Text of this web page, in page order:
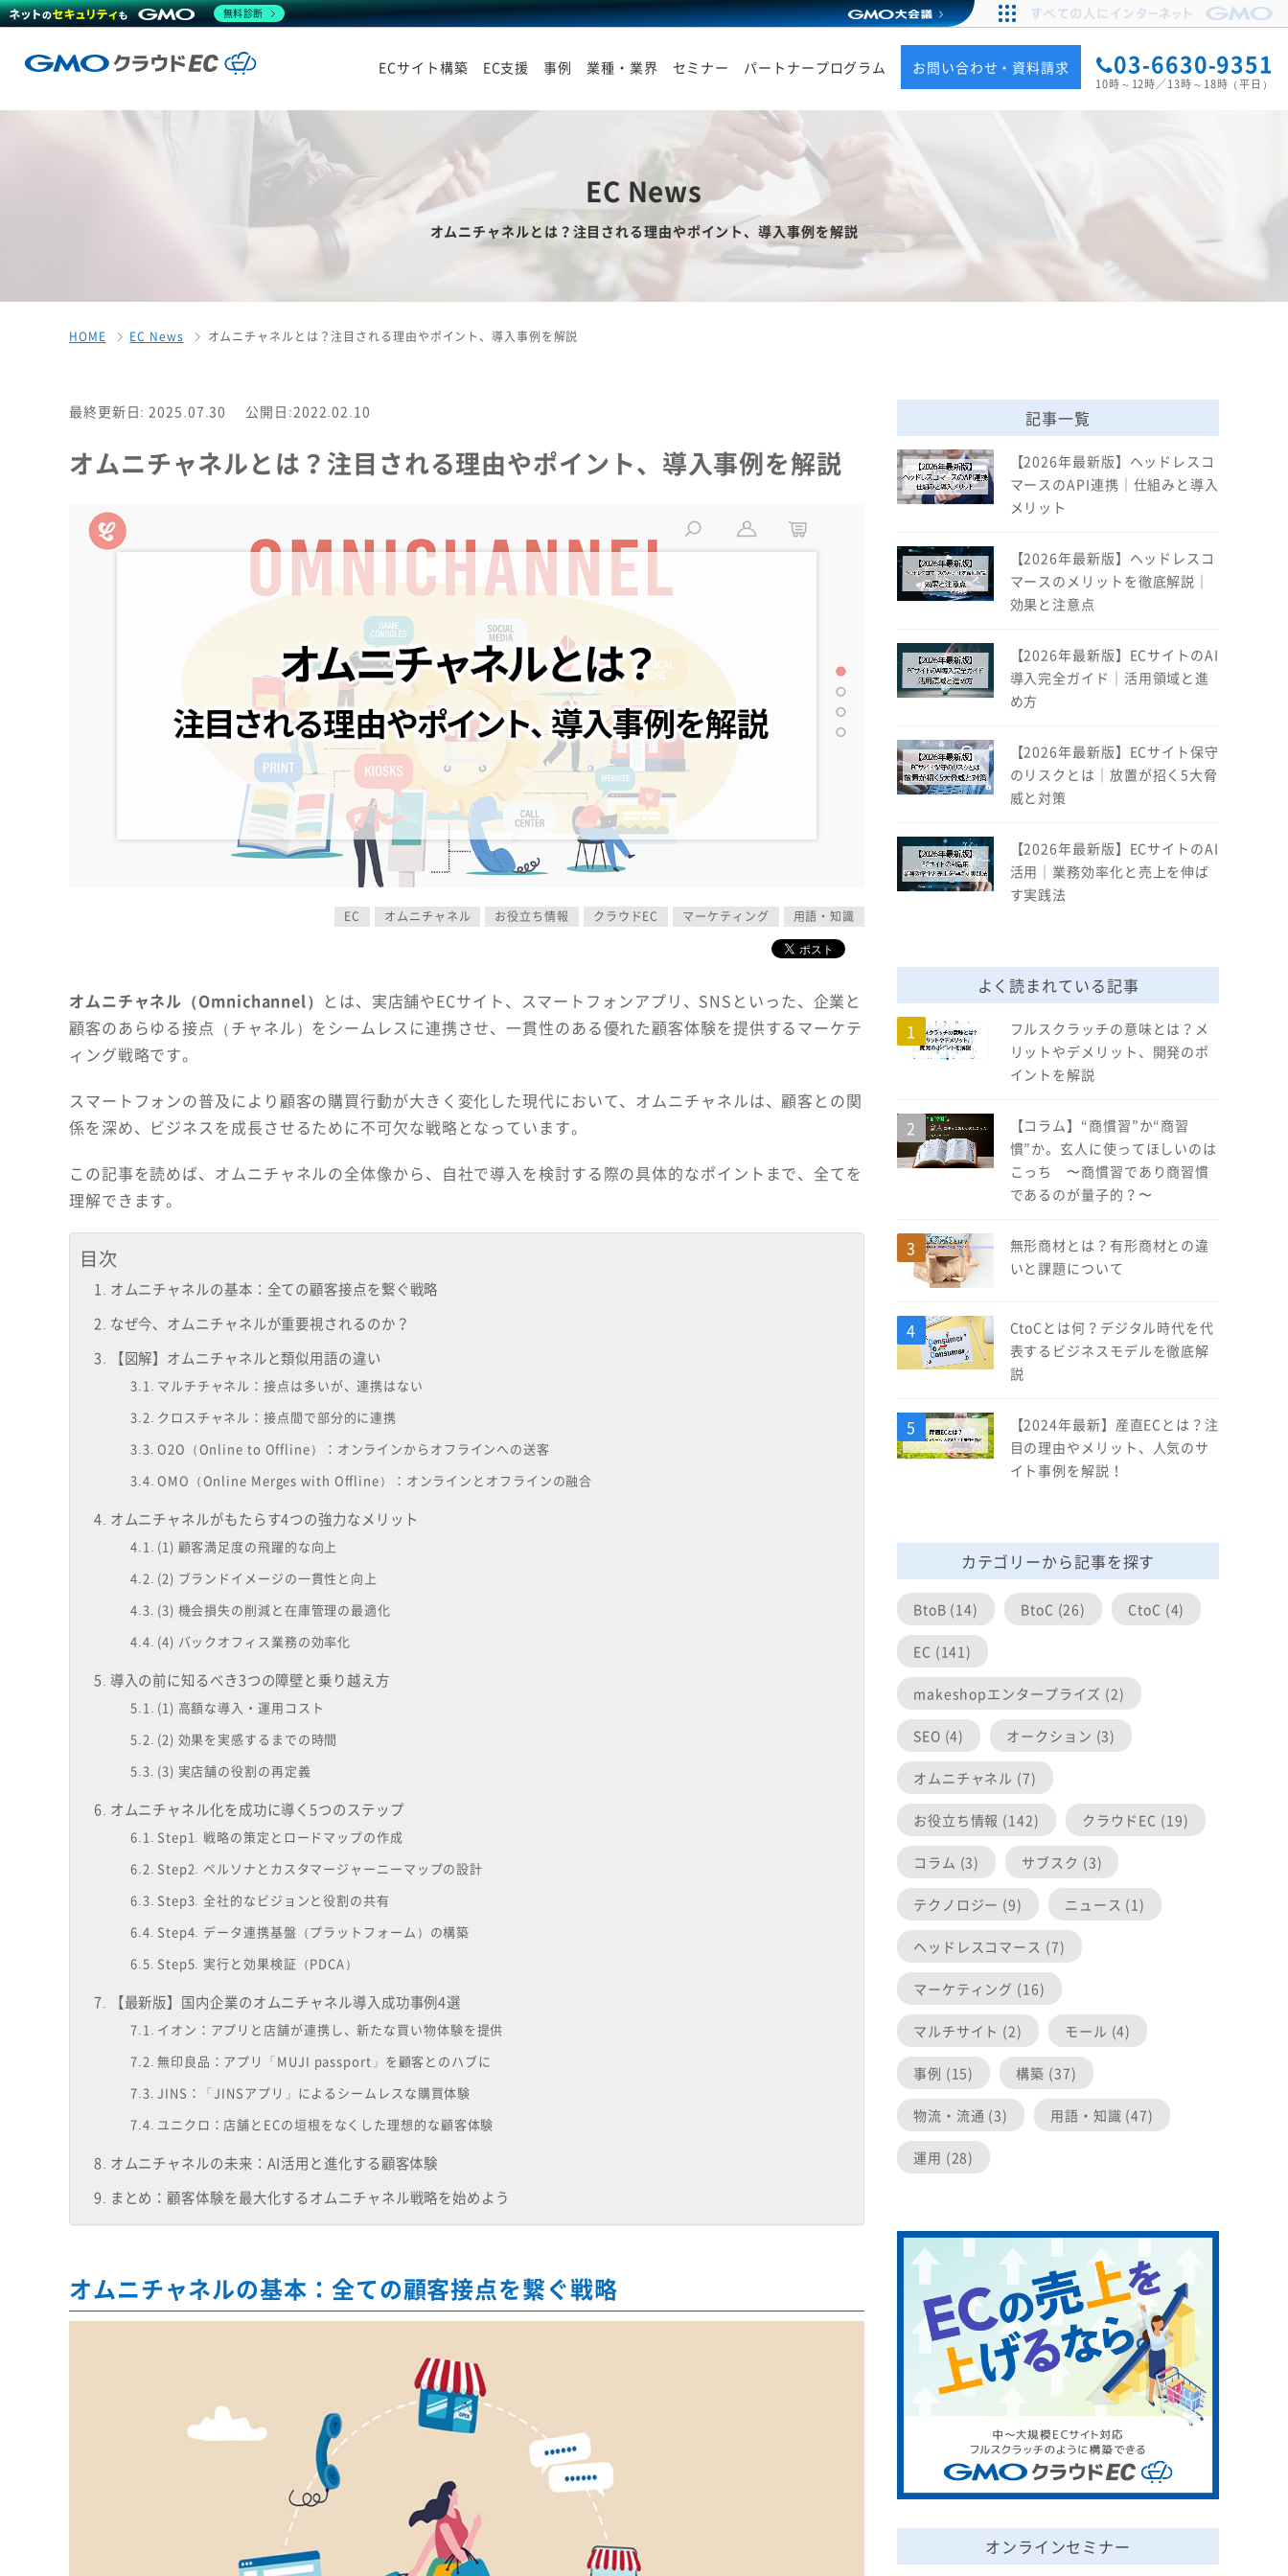
ECサイト構築 EC支援 事例 業種・業界 セミナー パートナープログラム お問い合わせ・資料請求 03-6630-9351
10時～12時／13時～18時（平日）
EC News
オムニチャネルとは？注目される理由やポイント、導入事例を解説
HOME EC News オムニチャネルとは？注目される理由やポイント、導入事例を解説
最終更新日: 2025.07.30 公開日:2022.02.10
オムニチャネルとは？注目される理由やポイント、導入事例を解説
EC オムニチャネル お役立ち情報 クラウドEC マーケティング 用語・知識
オムニチャネル（Omnichannel） とは、実店舗やECサイト、スマートフォンアプリ、SNSといった、企業と
顧客のあらゆる接点（チャネル）をシームレスに連携させ、一貫性のある優れた顧客体験を提供するマーケテ
ィング戦略です。
スマートフォンの普及により顧客の購買行動が大きく変化した現代において、オムニチャネルは、顧客との関
係を深め、ビジネスを成長させるために不可欠な戦略となっています。
この記事を読めば、オムニチャネルの全体像から、自社で導入を検討する際の具体的なポイントまで、全てを
理解できます。
目次
オムニチャネルの基本：全ての顧客接点を繋ぐ戦略
なぜ今、オムニチャネルが重要視されるのか？
【図解】オムニチャネルと類似用語の違い
マルチチャネル：接点は多いが、連携はない
クロスチャネル：接点間で部分的に連携
O2O（Online to Offline）：オンラインからオフラインへの送客
OMO（Online Merges with Offline）：オンラインとオフラインの融合
オムニチャネルがもたらす4つの強力なメリット
(1) 顧客満足度の飛躍的な向上
(2) ブランドイメージの一貫性と向上
(3) 機会損失の削減と在庫管理の最適化
(4) バックオフィス業務の効率化
導入の前に知るべき3つの障壁と乗り越え方
(1) 高額な導入・運用コスト
(2) 効果を実感するまでの時間
(3) 実店舗の役割の再定義
オムニチャネル化を成功に導く5つのステップ
Step1. 戦略の策定とロードマップの作成
Step2. ペルソナとカスタマージャーニーマップの設計
Step3. 全社的なビジョンと役割の共有
Step4. データ連携基盤（プラットフォーム）の構築
Step5. 実行と効果検証（PDCA）
【最新版】国内企業のオムニチャネル導入成功事例4選
イオン：アプリと店舗が連携し、新たな買い物体験を提供
無印良品：アプリ「MUJI passport」を顧客とのハブに
JINS：「JINSアプリ」によるシームレスな購買体験
ユニクロ：店舗とECの垣根をなくした理想的な顧客体験
オムニチャネルの未来：AI活用と進化する顧客体験
まとめ：顧客体験を最大化するオムニチャネル戦略を始めよう
オムニチャネルの基本：全ての顧客接点を繋ぐ戦略
記事一覧
【2026年最新版】ヘッドレスコ
マースのAPI連携｜仕組みと導入
メリット
【2026年最新版】ヘッドレスコ
マースのメリットを徹底解説｜
効果と注意点
【2026年最新版】ECサイトのAI
導入完全ガイド｜活用領域と進
め方
【2026年最新版】ECサイト保守
のリスクとは｜放置が招く5大脅
威と対策
【2026年最新版】ECサイトのAI
活用｜業務効率化と売上を伸ば
す実践法
よく読まれている記事
フルスクラッチの意味とは？メ
リットやデメリット、開発のポ
イントを解説
【コラム】“商慣習”か“商習
慣”か。玄人に使ってほしいのは
こっち 〜商慣習であり商習慣
であるのが量子的？〜
無形商材とは？有形商材との違
いと課題について
CtoCとは何？デジタル時代を代
表するビジネスモデルを徹底解
説
【2024年最新】産直ECとは？注
目の理由やメリット、人気のサ
イト事例を解説！
カテゴリーから記事を探す
BtoB (14) BtoC (26) CtoC (4)
EC (141)
makeshopエンタープライズ (2)
SEO (4) オークション (3)
オムニチャネル (7)
お役立ち情報 (142) クラウドEC (19)
コラム (3) サブスク (3)
テクノロジー (9) ニュース (1)
ヘッドレスコマース (7)
マーケティング (16)
マルチサイト (2) モール (4)
事例 (15) 構築 (37)
物流・流通 (3) 用語・知識 (47)
運用 (28)
オンラインセミナー
無料診断